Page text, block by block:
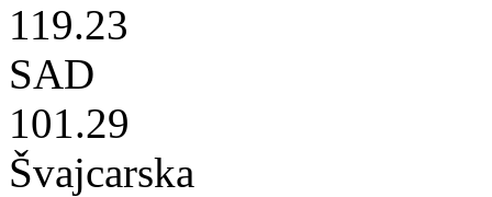
119.23
SAD
101.29
Švajcarska